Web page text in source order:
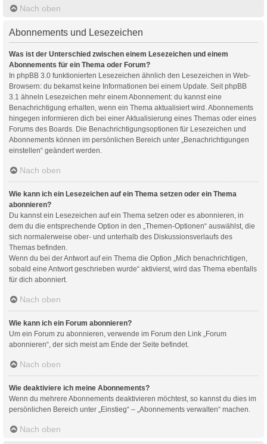
Nach oben
Abonnements und Lesezeichen
Was ist der Unterschied zwischen einem Lesezeichen und einem
Abonnements für ein Thema oder Forum?
In phpBB 3.0 funktionierten Lesezeichen ähnlich den Lesezeichen in Web-
Browsern: du bekamst keine Informationen bei einem Update. Seit phpBB
3.1 ähneln Lesezeichen mehr einem Abonnement: du kannst eine
Benachrichtigung erhalten, wenn ein Thema aktualisiert wird. Abonnements
hingegen informieren dich bei einer Aktualisierung eines Themas oder eines
Forums des Boards. Die Benachrichtigungsoptionen für Lesezeichen und
Abonnements können im persönlichen Bereich unter „Benachrichtigungen
einstellen“ geändert werden.
Nach oben
Wie kann ich ein Lesezeichen auf ein Thema setzen oder ein Thema
abonnieren?
Du kannst ein Lesezeichen auf ein Thema setzen oder es abonnieren, in
dem du die entsprechende Option in den „Themen-Optionen“ auswählst, die
sich normalerweise ober- und unterhalb des Diskussionsverlaufs des
Themas befinden.
Wenn du bei der Antwort auf ein Thema die Option „Mich benachrichtigen,
sobald eine Antwort geschrieben wurde“ aktivierst, wird das Thema ebenfalls
für dich abonniert.
Nach oben
Wie kann ich ein Forum abonnieren?
Um ein Forum zu abonnieren, verwende im Forum den Link „Forum
abonnieren“, der sich meist am Ende der Seite befindet.
Nach oben
Wie deaktiviere ich meine Abonnements?
Wenn du mehrere Abonnements deaktivieren möchtest, so kannst du dies im
persönlichen Bereich unter „Einstieg“ – „Abonnements verwalten“ machen.
Nach oben